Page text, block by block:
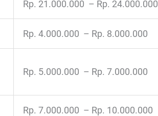
Rp. 21.000.000 – Rp. 24.000.000
Rp. 4.000.000 – Rp. 8.000.000
Rp. 5.000.000 – Rp. 7.000.000
Rp. 7.000.000 – Rp. 10.000.000